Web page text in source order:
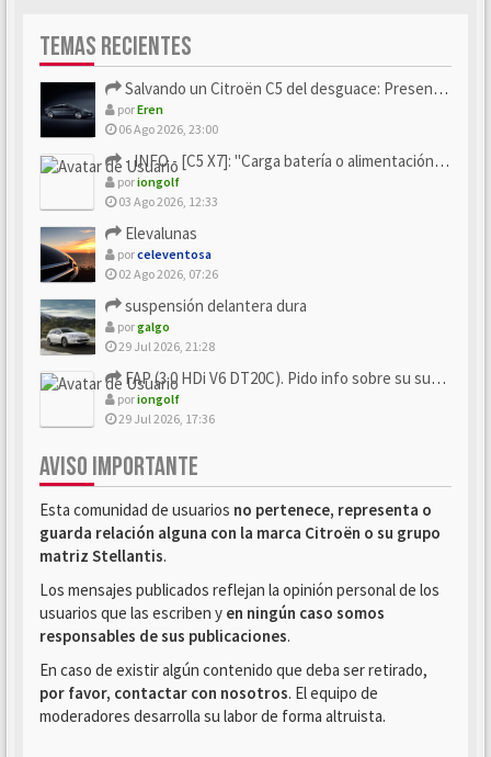
TEMAS RECIENTES
Salvando un Citroën C5 del desguace: Presentación y seguimiento
porEren
06 Ago 2026, 23:00
- INFO - [C5 X7]: "Carga batería o alimentación eléctri...
poriongolf
03 Ago 2026, 12:33
Elevalunas
porceleventosa
02 Ago 2026, 07:26
suspensión delantera dura
porgalgo
29 Jul 2026, 21:28
FAP (3.0 HDi V6 DT20C). Pido info sobre su sustitución
poriongolf
29 Jul 2026, 17:36
AVISO IMPORTANTE
Esta comunidad de usuarios no pertenece, representa o
guarda relación alguna con la marca Citroën o su grupo
matriz Stellantis.
Los mensajes publicados reflejan la opinión personal de los
usuarios que las escriben y en ningún caso somos
responsables de sus publicaciones.
En caso de existir algún contenido que deba ser retirado,
por favor, contactar con nosotros. El equipo de
moderadores desarrolla su labor de forma altruista.